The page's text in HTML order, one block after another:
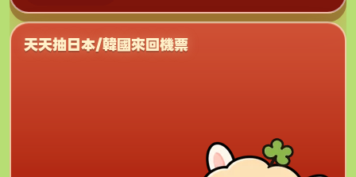
天天抽日本/韓國來回機票